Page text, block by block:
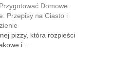
Domowe
Przepisy na Ciasto i
pizzy, która rozpieści
i …